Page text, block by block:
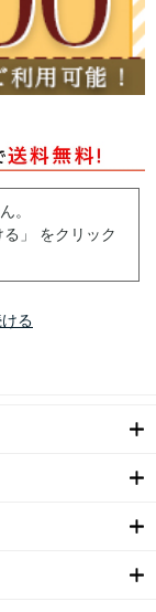
。
」 をクリック
る